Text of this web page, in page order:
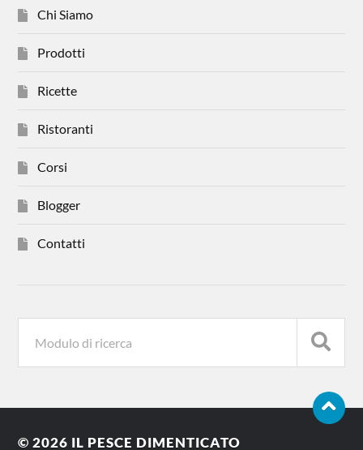
Chi Siamo
Prodotti
Ricette
Ristoranti
Corsi
Blogger
Contatti
© 2026 IL PESCE DIMENTICATO